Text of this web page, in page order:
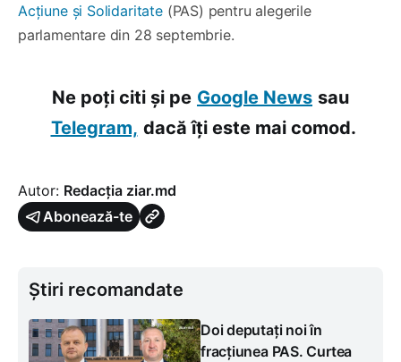
Acțiune și Solidaritate(PAS) pentru alegerile
parlamentare din 28 septembrie.
Ne poți citi și pe Google News sau
Telegram, dacă îți este mai comod.
Autor: Redacția ziar.md
Abonează-te
Știri recomandate
Doi deputați noi în
fracțiunea PAS. Curtea